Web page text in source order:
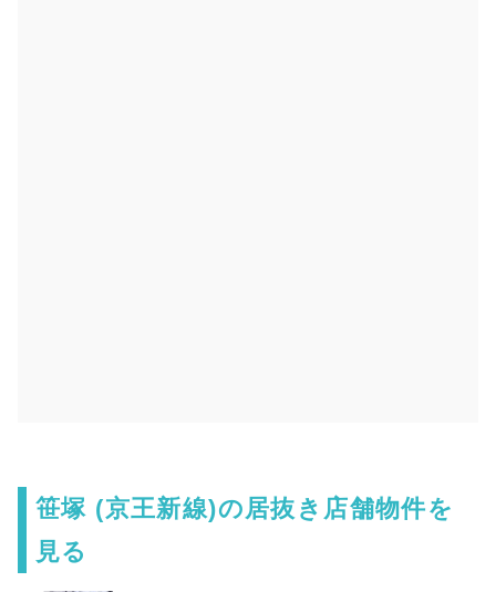
笹塚 (京王新線)の居抜き店舗物件を
見る